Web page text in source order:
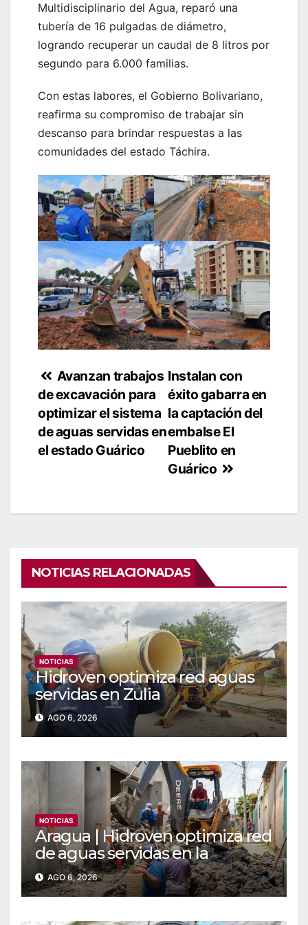
Multidisciplinario del Agua, reparó una
tubería de 16 pulgadas de diámetro,
logrando recuperar un caudal de 8 litros por
segundo para 6.000 familias.
​Con estas labores, el Gobierno Bolivariano,
reafirma su compromiso de trabajar sin
descanso para brindar respuestas a las
comunidades del estado Táchira.
Navegación
de
entradas
Instalan con
éxito gabarra en
la captación del
embalse El
Pueblito en
Guárico
​Avanzan trabajos
de excavación para
optimizar el sistema
de aguas servidas en
el estado Guárico
NOTICIAS RELACIONADAS
NOTICIAS
Hidroven optimiza red aguas
servidas en Zulia
AGO 6, 2026
NOTICIAS
Aragua | Hidroven optimiza red
de aguas servidas en la
comunidad Doña Paula de
Maracay
AGO 6, 2026